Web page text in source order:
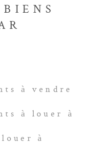
à vendre
à louer à
à